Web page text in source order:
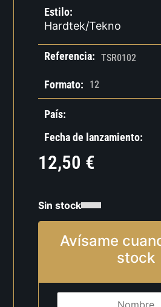
Estilo:
Hardtek/Tekno
Referencia: TSR0102
Formato: 12
País:
Fecha de lanzamiento:
12,50 €
Sin stock
Avísame
stock